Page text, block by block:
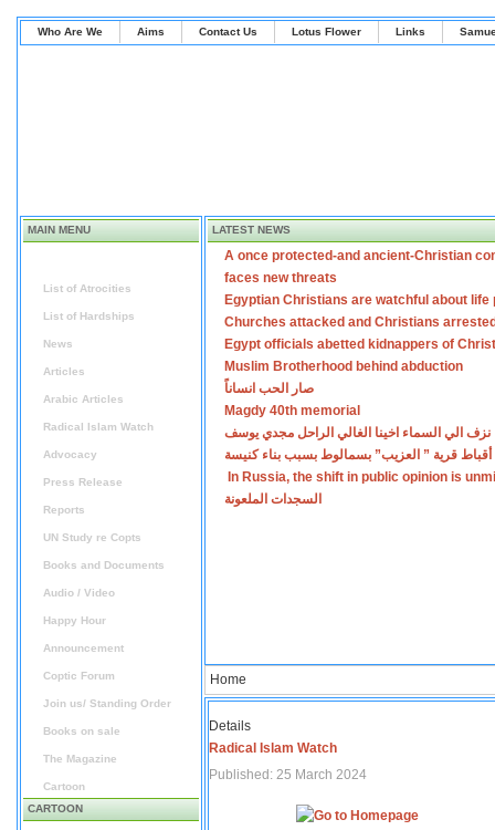
Who Are We Aims Contact Us Lotus Flower Links
MAIN MENU
List of Atrocities
List of Hardships
News
Articles
Arabic Articles
Radical Islam Watch
Advocacy
Press Release
Reports
UN Study re Copts
Books and Documents
Audio / Video
Happy Hour
Announcement
Coptic Forum
Join us/ Standing Order
Books on sale
The Magazine
Cartoon
CARTOON
LATEST NEWS
A once protected-and ancient-Christian
faces new threats
Egyptian Christians are watchful about life
Churches attacked and Christians
Egypt officials abetted kidnappers of
Muslim Brotherhood behind abduction
صار الحب انساناً
Magdy 40th memorial
نزف الي السماء اخينا الغالي الراحل مجدي يوسف
أقباط قرية ” العزيب” بسمالوط بسبب بناء كنيسة
In Russia, the shift in public opinion is
السجدات الملعونة
Home
Details
Radical Islam Watch
Published: 25 March 2024